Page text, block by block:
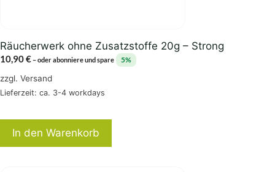
Räucherwerk ohne Zusatzstoffe 20g – Strong
10,90€ –oder abonniere und spare 5%
zzgl. Versand
Lieferzeit: ca. 3-4 workdays
In den Warenkorb